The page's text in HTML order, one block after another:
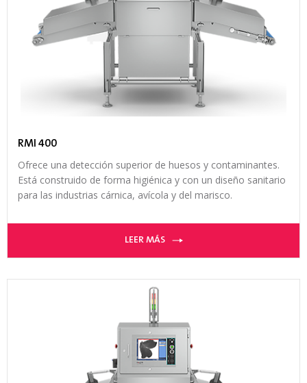
RMI 400
Ofrece una detección superior de huesos y contaminantes.
Está construido de forma higiénica y con un diseño sanitario
para las industrias cárnica, avícola y del marisco.
LEER MÁS